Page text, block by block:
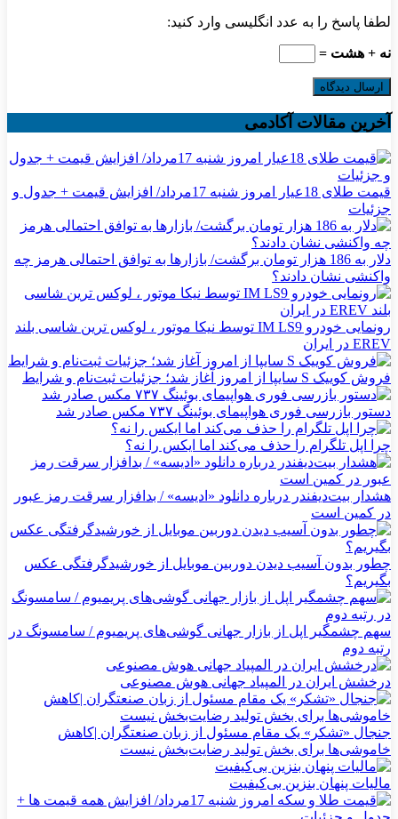
لطفا پاسخ را به عدد انگلیسی وارد کنید:
نه + هشت =
آخرین مقالات آکادمی
قیمت طلای 18عیار امروز شنبه 17مرداد/ افزایش قیمت + جدول و
جزئیات
دلار به 186 هزار تومان برگشت/ بازارها به توافق احتمالی هرمز چه
واکنشی نشان دادند؟
رونمایی خودرو IM LS9 توسط نیکا موتور ، لوکس ترین شاسی بلند
EREV در ایران
فروش کوییک S سایپا از امروز آغاز شد؛ جزئیات ثبت‌نام و شرایط
دستور بازرسی فوری هواپیمای بوئینگ ۷۳۷ مکس صادر شد
چرا اپل تلگرام را حذف می‌کند اما ایکس را نه؟
هشدار بیت‌دیفندر درباره دانلود «ادیسه» / بدافزار سرقت رمز عبور
در کمین است
چطور بدون آسیب دیدن دوربین موبایل از خورشیدگرفتگی عکس
بگیریم؟
سهم چشمگیر اپل از بازار جهانی گوشی‌های پریمیوم / سامسونگ در
رتبه دوم
درخشش ایران در المپیاد جهانی هوش مصنوعی
جنجال «تشکر» یک مقام مسئول از زبان صنعتگران |کاهش
خاموشی‌ها برای بخش تولید رضایت‌بخش نیست
مالیات پنهان بنزین بی‌کیفیت